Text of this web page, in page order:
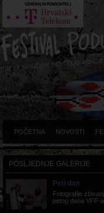
POČETNA NOVOSTI
POSLJEDNJE GALERIJE
Peti dan
Fotografije
petog dana VFF-a